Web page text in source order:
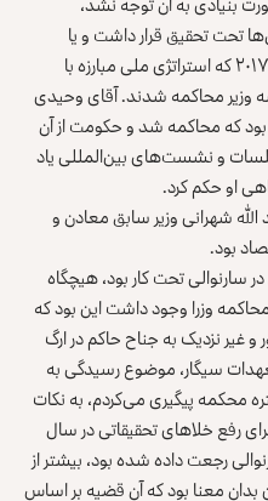
تحت تحقیق قرار داشت و یا
تحقیقات آنان تکمیل شده بود. از سال ۲۰۱۷ که استراتژی ملی مبارزه با
تا سال ۲۰۲۱، تنها سه وزیر محاکمه شدند. آقای وحیدی
بود که محاکمه شد و حکومت از آن
و نشست‌های بین‌المللی یاد
او حکم کرد.
شهرانی وزیر سابق معادن و
بود.
سارنوالی تحت کار بود، هیچگاه
وزرا وجود داشت این بود که
غیر نزدیک به جناح حاکم در ارگ
سیگار، موضوع رسیدگی به
محکمه پیگیری می‌کردم، به نکات
رفع خلاهای تحقیقاتی در سال
رجعت داده شده بود، بیشتر از
معنا بود که آن قضیه بر اساس